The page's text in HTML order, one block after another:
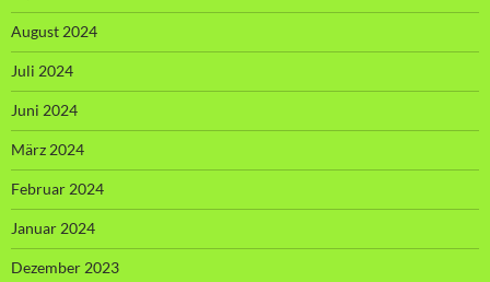
August 2024
Juli 2024
Juni 2024
März 2024
Februar 2024
Januar 2024
Dezember 2023